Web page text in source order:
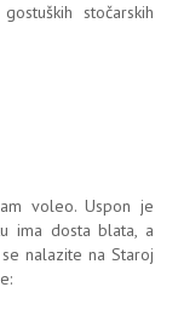
stočarskih
voleo. Uspon je
ima dosta blata, a
nalazite na Staroj